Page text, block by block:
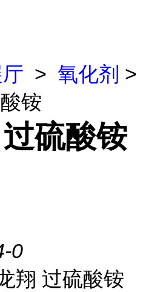
> 氧化剂 >
铵
硫酸铵
0
翔 过硫酸铵